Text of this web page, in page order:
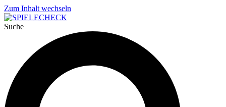
Zum Inhalt wechseln
Suche